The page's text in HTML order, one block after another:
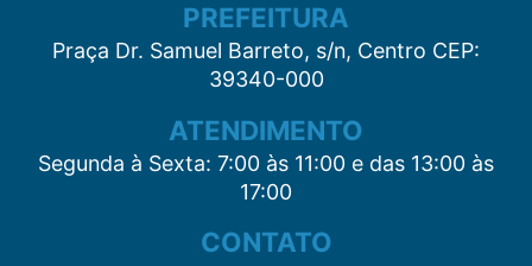
PREFEITURA
Praça Dr. Samuel Barreto, s/n, Centro CEP:
39340-000
ATENDIMENTO
Segunda à Sexta: 7:00 às 11:00 e das 13:00 às
17:00
CONTATO